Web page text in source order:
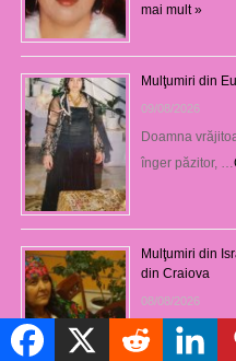
mai mult »
Mulţumiri din
09/08/2026
Doamna
înger păzitor, …
Mulţumiri din
din Craiova
08/08/2026
Spread the
Maria …Citește